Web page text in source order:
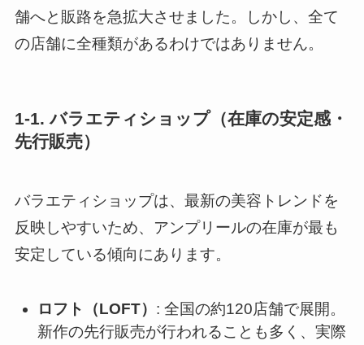
舗へと販路を急拡大させました。しかし、全て
の店舗に全種類があるわけではありません。
1-1. バラエティショップ（在庫の安定感・
先行販売）
バラエティショップは、最新の美容トレンドを
反映しやすいため、アンプリールの在庫が最も
安定している傾向にあります。
ロフト（LOFT） : 全国の約120店舗で展開。
新作の先行販売が行われることも多く、実際